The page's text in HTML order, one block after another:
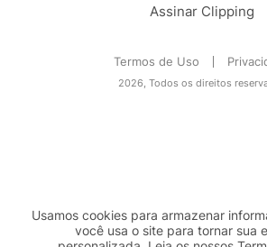
Assinar Clipping
Termos de Uso
2026, Todos os direitos
Usamos cookies para armazenar
você usa o site para tornar sua